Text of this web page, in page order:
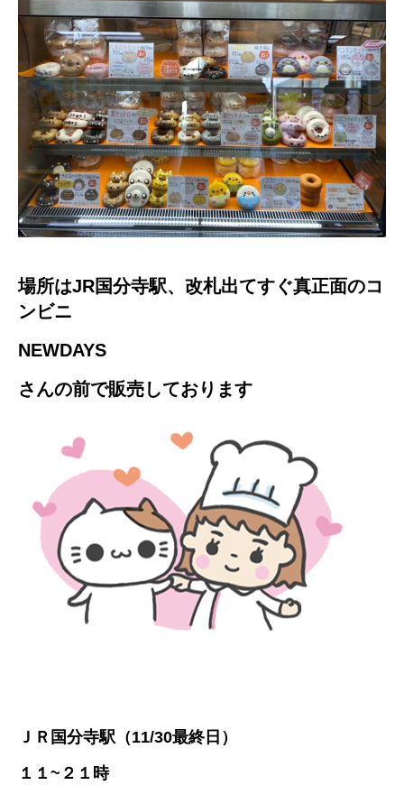
場所はJR国分寺駅、改札出てすぐ真正面のコ
ンビニ
NEWDAYS
さんの前で販売しております
ＪＲ国分寺駅（11/30最終日）
１１~２１時